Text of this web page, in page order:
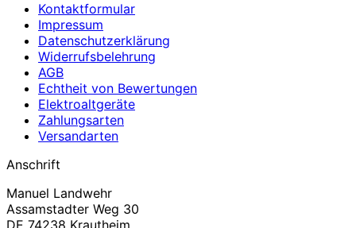
Kontaktformular
Impressum
Datenschutzerklärung
Widerrufsbelehrung
AGB
Echtheit von Bewertungen
Elektroaltgeräte
Zahlungsarten
Versandarten
Anschrift
Manuel Landwehr
Assamstadter Weg 30
DE 74238 Krautheim